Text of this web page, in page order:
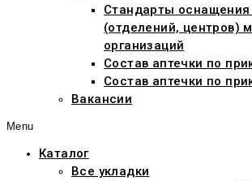
Стандарты оснащения
(отделений, центров)
организаций
Состав аптечки по
Состав аптечки по
Вакансии
Menu
Каталог
Все укладки